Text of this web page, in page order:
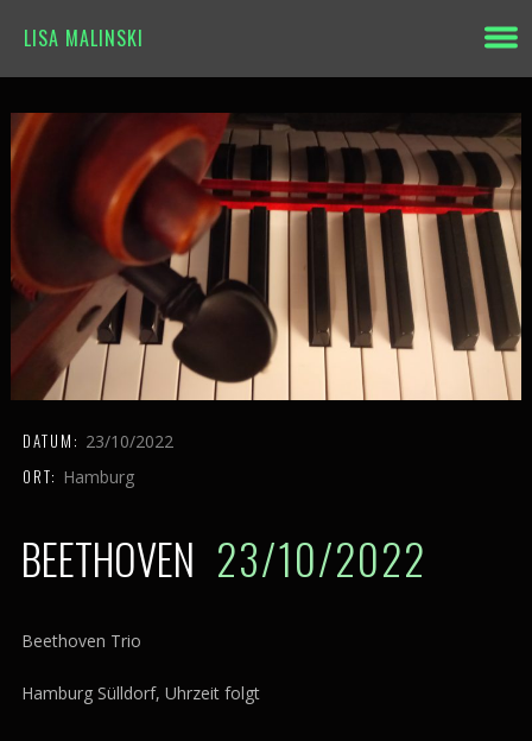
LISA MALINSKI
DATUM: 23/10/2022
ORT: Hamburg
BEETHOVEN 23/10/2022
Beethoven Trio
Hamburg Sülldorf, Uhrzeit folgt